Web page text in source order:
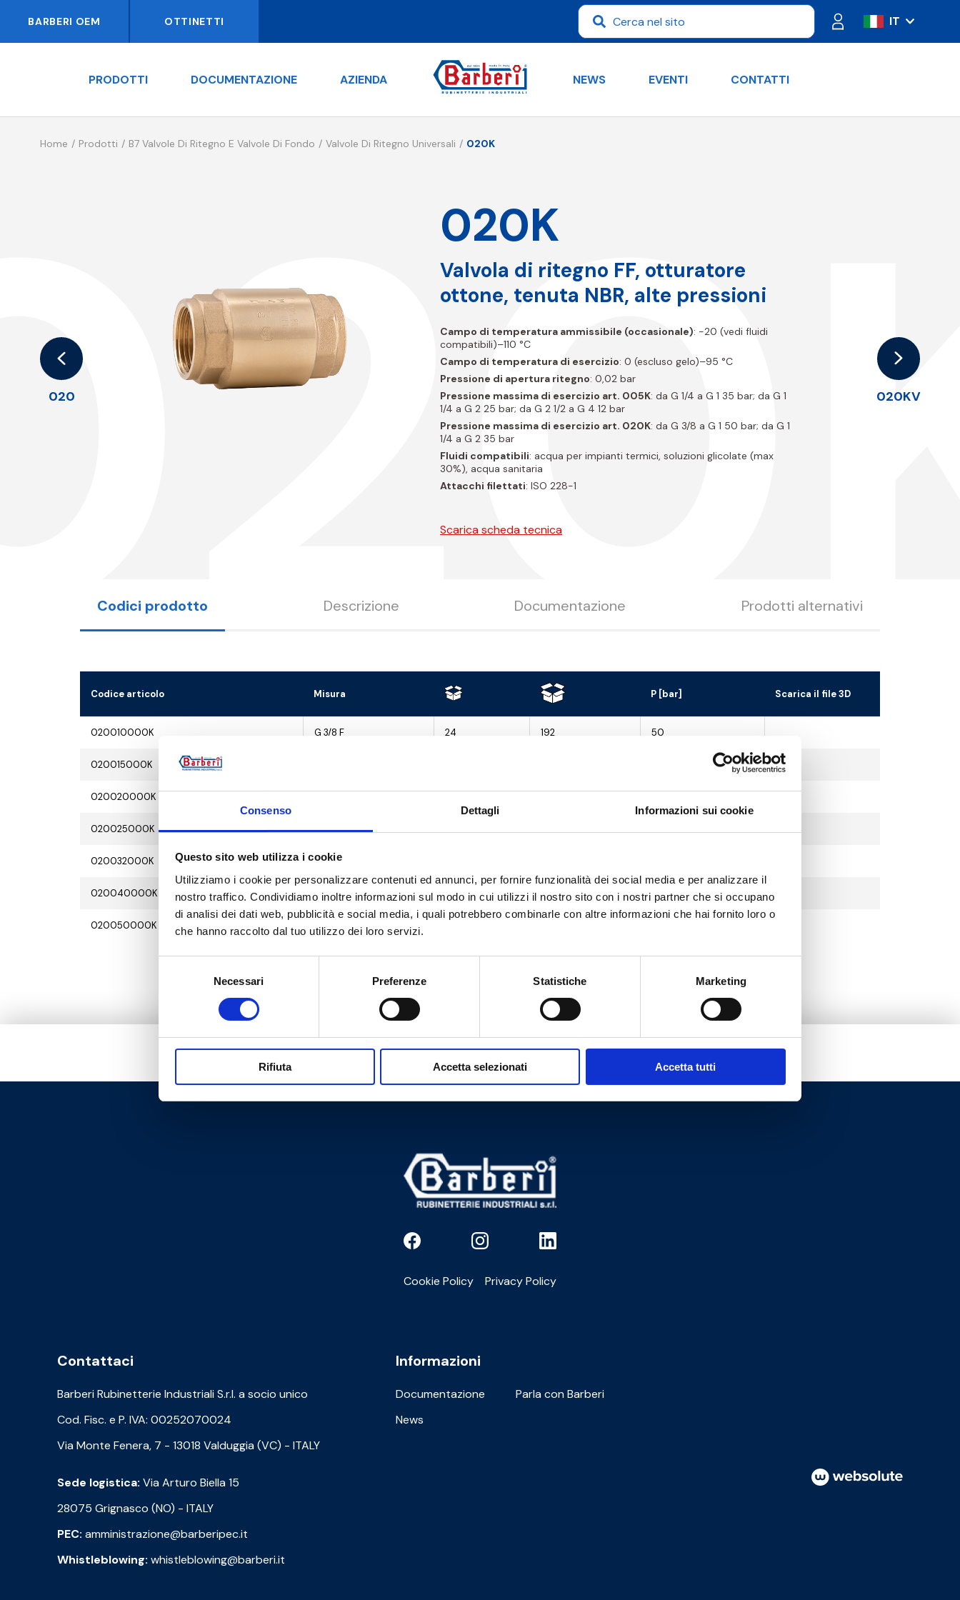
Consenso Dettagli Informazioni sui cookie
Questo sito web utilizza i cookie
Utilizziamo i cookie per personalizzare contenuti ed annunci, per fornire funzionalità dei social media e per analizzare il
nostro traffico. Condividiamo inoltre informazioni sul modo in cui utilizzi il nostro sito con i nostri partner che si occupano
di analisi dei dati web, pubblicità e social media, i quali potrebbero combinarle con altre informazioni che hai fornito loro o
che hanno raccolto dal tuo utilizzo dei loro servizi.
Necessari Preferenze Statistiche Marketing
Rifiuta Accetta selezionati Accetta tutti
BARBERI OEM OTTINETTI
IT
ES
DE
PRODOTTI DOCUMENTAZIONE AZIENDA NEWS EVENTI CONTATTI
Home Prodotti B7 Valvole Di Ritegno E Valvole Di Fondo Valvole Di Ritegno Universali 020K
020 020KV
020K
Valvola di ritegno FF, otturatore
ottone, tenuta NBR, alte pressioni
Campo di temperatura ammissibile (occasionale): -20 (vedi fluidi
compatibili)–110 °C
Campo di temperatura di esercizio: 0 (escluso gelo)–95 °C
Pressione di apertura ritegno: 0,02 bar
Pressione massima di esercizio art. 005K: da G 1/4 a G 1 35 bar; da G 1
1/4 a G 2 25 bar; da G 2 1/2 a G 4 12 bar
Pressione massima di esercizio art. 020K: da G 3/8 a G 1 50 bar; da G 1
1/4 a G 2 35 bar
Fluidi compatibili: acqua per impianti termici, soluzioni glicolate (max
30%), acqua sanitaria
Attacchi filettati: ISO 228-1
Scarica scheda tecnica
Codici prodotto Descrizione Documentazione Prodotti alternativi
Codice articolo Misura P [bar] Scarica il file 3D
020010000K G 3/8 F 24 192 50
020015000K
020020000K
020025000K G 1 F
020032000K G 1 1/4 F
020040000K G 1 1/2 F 6 36 35
020050000K G 2 F
Hai bisogno di aiuto?
Cookie Policy Privacy Policy
Contattaci
Barberi Rubinetterie Industriali S.r.l. a socio unico
Cod. Fisc. e P. IVA: 00252070024
Via Monte Fenera, 7 - 13018 Valduggia (VC) - ITALY
Sede logistica: Via Arturo Biella 15
28075 Grignasco (NO) - ITALY
PEC: amministrazione@barberipec.it
Whistleblowing: whistleblowing@barberi.it
Informazioni
Documentazione
Parla con Barberi
News